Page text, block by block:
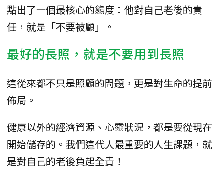
點出了一個最核心的態度：他對自己老後的責
任，就是「不要被顧」。
最好的長照，就是不要用到長照
這從來都不只是照顧的問題，更是對生命的提前
佈局。
健康以外的經濟資源、心靈狀況，都是要從現在
開始儲存的。我們這代人最重要的人生課題，就
是對自己的老後負起全責！